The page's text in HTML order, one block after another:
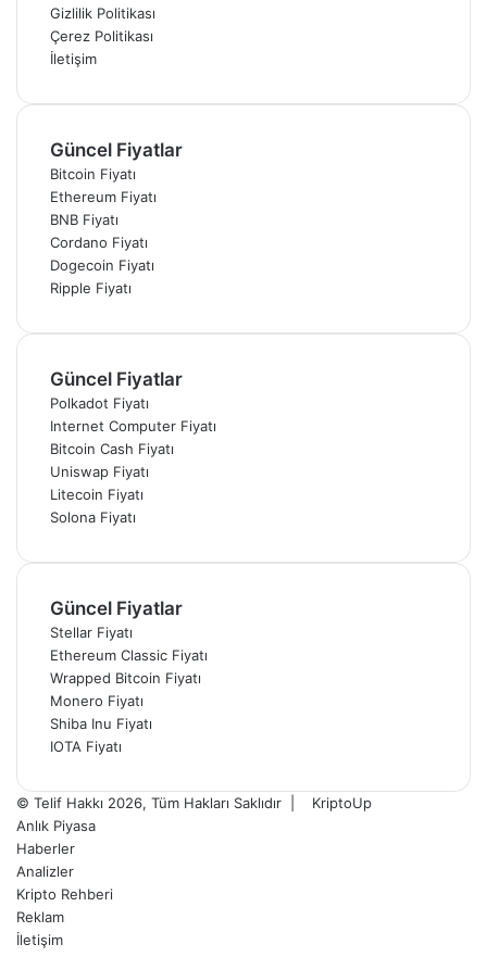
Gizlilik Politikası
Çerez Politikası
İletişim
Güncel Fiyatlar
Bitcoin Fiyatı
Ethereum Fiyatı
BNB Fiyatı
Cordano Fiyatı
Dogecoin Fiyatı
Ripple Fiyatı
Güncel Fiyatlar
Polkadot Fiyatı
Internet Computer Fiyatı
Bitcoin Cash Fiyatı
Uniswap Fiyatı
Litecoin Fiyatı
Solona Fiyatı
Güncel Fiyatlar
Stellar Fiyatı
Ethereum Classic Fiyatı
Wrapped Bitcoin Fiyatı
Monero Fiyatı
Shiba Inu Fiyatı
IOTA Fiyatı
© Telif Hakkı 2026, Tüm Hakları Saklıdır |
KriptoUp
Anlık Piyasa
Haberler
Analizler
Kripto Rehberi
Reklam
İletişim